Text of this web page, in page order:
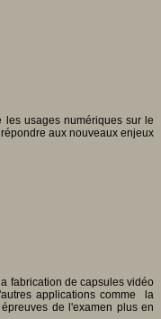
les usages numériques sur le
aux nouveaux enjeux
fabrication de capsules vidéo
applications comme la
de l'examen plus en